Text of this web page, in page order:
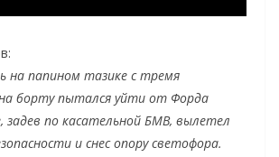
на папином тазике с тремя
борту пытался уйти от Форда
задев по касательной БМВ, вылетел
и снес опору светофора.